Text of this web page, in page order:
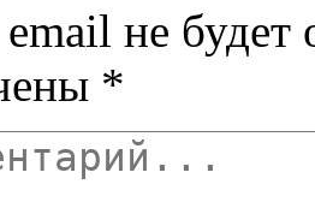
не будет
*